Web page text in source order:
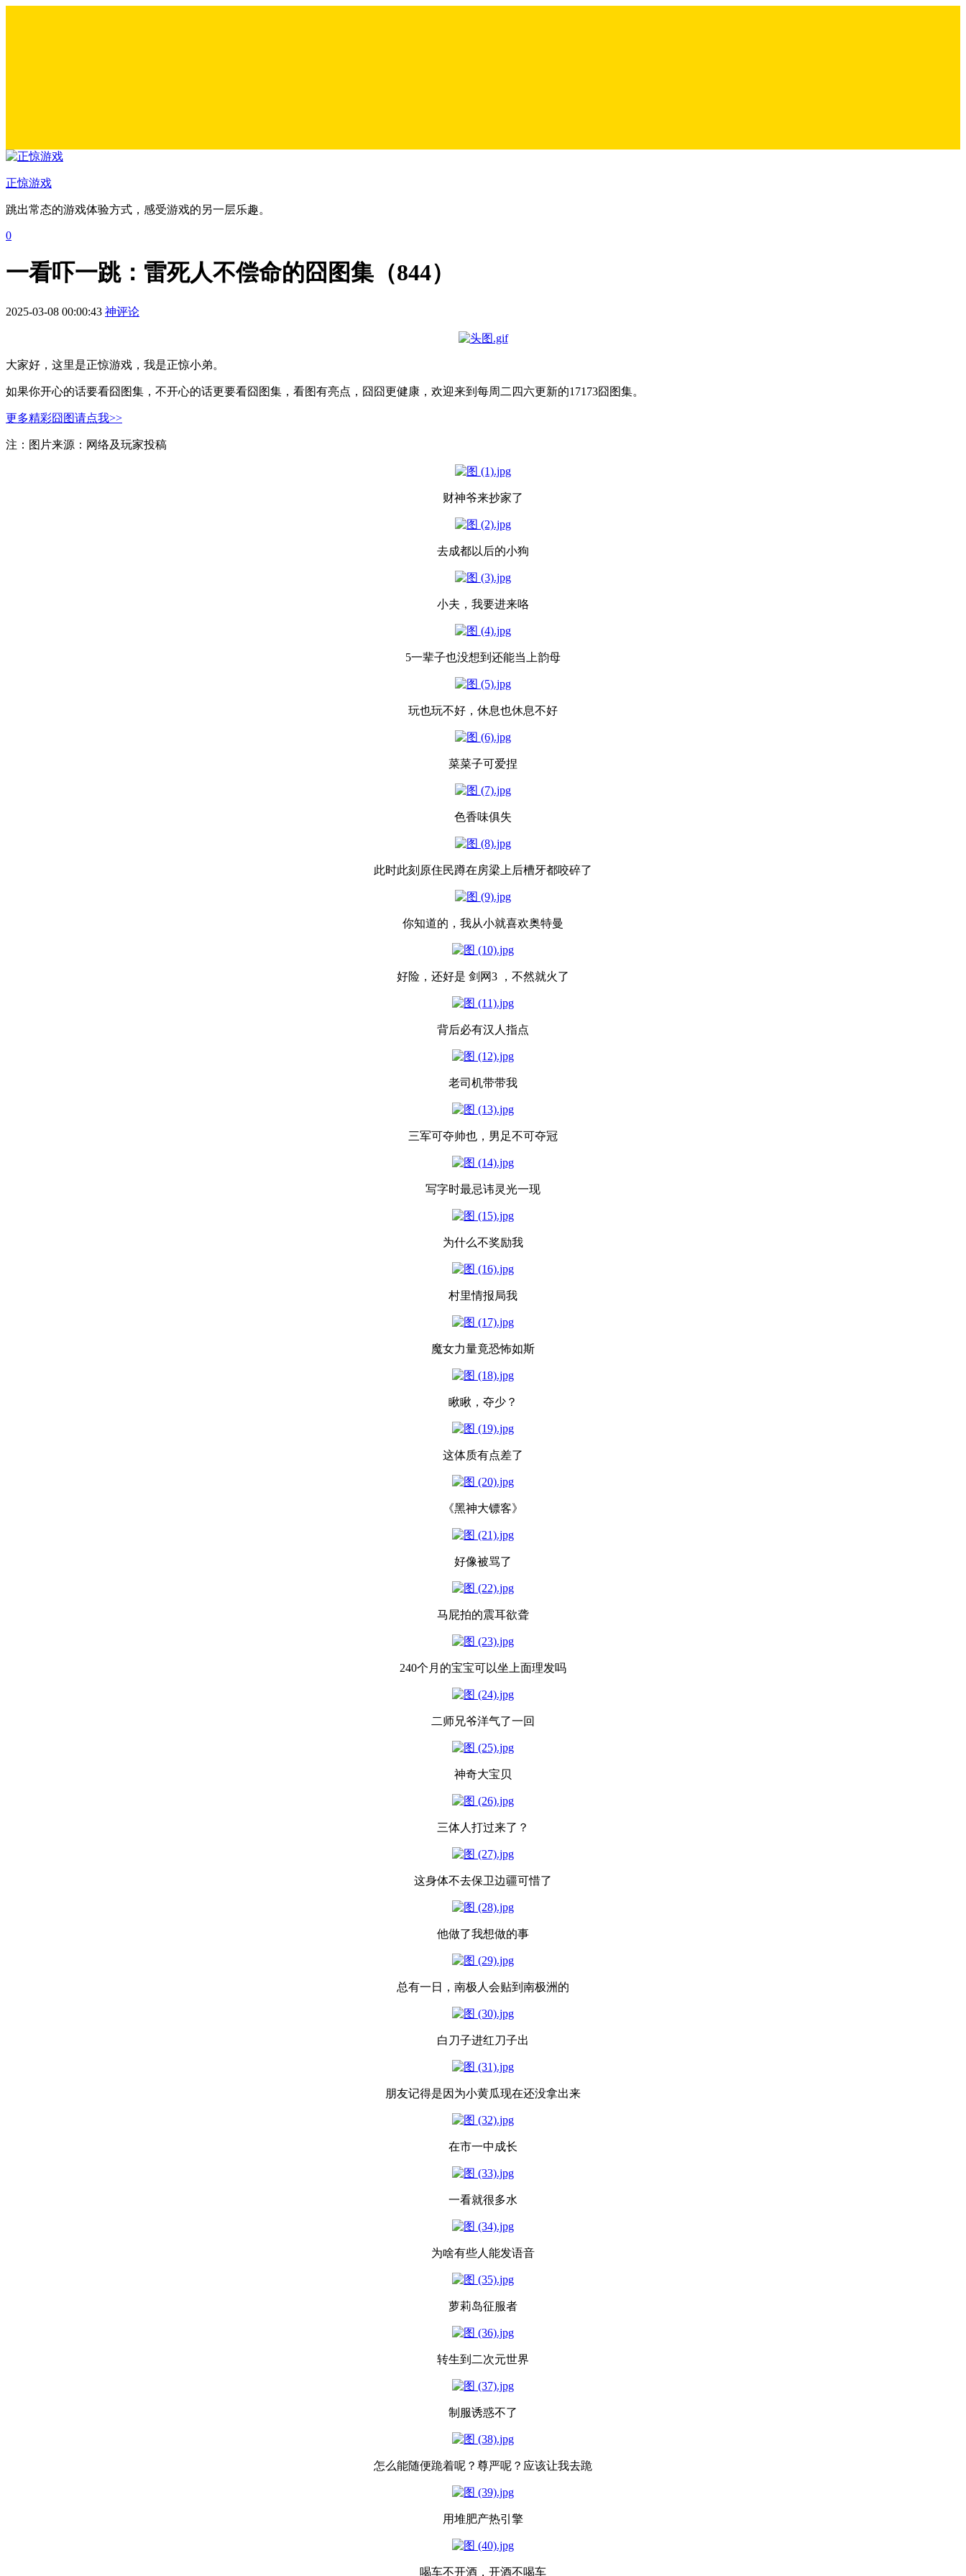
正惊游戏
跳出常态的游戏体验方式，感受游戏的另一层乐趣。
0
一看吓一跳：雷死人不偿命的囧图集（844）
2025-03-08 00:00:43 神评论
大家好，这里是正惊游戏，我是正惊小弟。
如果你开心的话要看囧图集，不开心的话更要看囧图集，看图有亮点，囧囧更健康，欢迎来到每周二四六更新的17173囧图集。
更多精彩囧图请点我>>
注：图片来源：网络及玩家投稿
财神爷来抄家了
去成都以后的小狗
小夫，我要进来咯
5一辈子也没想到还能当上韵母
玩也玩不好，休息也休息不好
菜菜子可爱捏
色香味俱失
此时此刻原住民蹲在房梁上后槽牙都咬碎了
你知道的，我从小就喜欢奥特曼
好险，还好是 剑网3 ，不然就火了
背后必有汉人指点
老司机带带我
三军可夺帅也，男足不可夺冠
写字时最忌讳灵光一现
为什么不奖励我
村里情报局我
魔女力量竟恐怖如斯
瞅瞅，夺少？
这体质有点差了
《黑神大镖客》
好像被骂了
马屁拍的震耳欲聋
240个月的宝宝可以坐上面理发吗
二师兄爷洋气了一回
神奇大宝贝
三体人打过来了？
这身体不去保卫边疆可惜了
他做了我想做的事
总有一日，南极人会贴到南极洲的
白刀子进红刀子出
朋友记得是因为小黄瓜现在还没拿出来
在市一中成长
一看就很多水
为啥有些人能发语音
萝莉岛征服者
转生到二次元世界
制服诱惑不了
怎么能随便跪着呢？尊严呢？应该让我去跪
用堆肥产热引擎
喝车不开酒，开酒不喝车